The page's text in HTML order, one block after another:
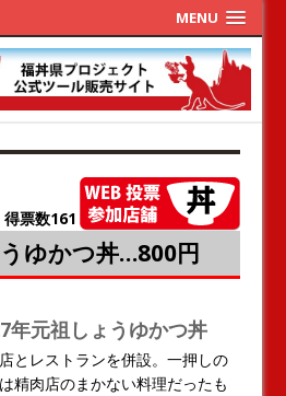
MENU
得票数161
ゆかつ丼…800円
年元祖しょうゆかつ丼
とレストランを併設。一押しの
精肉店のまかない料理だったも